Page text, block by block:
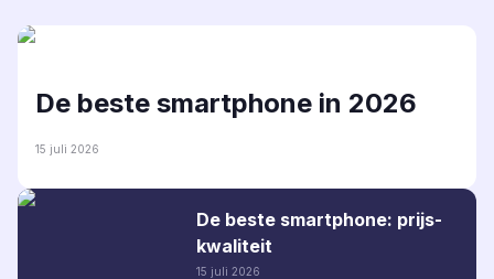
De beste smartphone in 2026
15 juli 2026
De beste smartphone: prijs-
kwaliteit
15 juli 2026